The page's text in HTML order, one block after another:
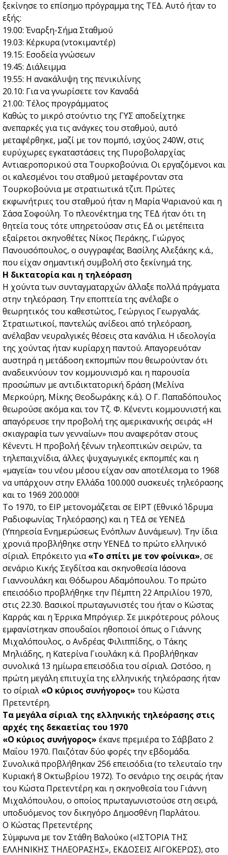
ξεκίνησε το επίσημο πρόγραμμα της ΤΕΔ. Αυτό ήταν το
εξής:
19.00: Έναρξη-Σήμα Σταθμού
19.03: Κέρκυρα (ντοκιμαντέρ)
19.15: Εσοδεία γνώσεων
19.45: Διάλειμμα
19.55: Η ανακάλυψη της πενικιλίνης
20.10: Για να γνωρίσετε τον Καναδά
21.00: Τέλος προγράμματος
Καθώς το μικρό στούντιο της ΓΥΣ αποδείχτηκε
ανεπαρκές για τις ανάγκες του σταθμού, αυτό
μεταφέρθηκε, μαζί με τον πομπό, ισχύος 240W, στις
ευρύχωρες εγκαταστάσεις της Πυροβολαρχίας
Αντιαεροπορικού στα Τουρκοβούνια. Οι εργαζόμενοι και
οι καλεσμένοι του σταθμού μεταφέρονταν στα
Τουρκοβούνια με στρατιωτικά τζιπ. Πρώτες
εκφωνήτριες του σταθμού ήταν η Μαρία Ψαριανού και η
Σάσα Σοφούλη. Το πλεονέκτημα της ΤΕΔ ήταν ότι τη
θητεία τους τότε υπηρετούσαν στις ΕΔ οι μετέπειτα
εξαίρετοι σκηνοθέτες Νίκος Περάκης, Γιώργος
Πανουσόπουλος, ο συγγραφέας Βασίλης Αλεξάκης κ.ά.,
που είχαν σημαντική συμβολή στο ξεκίνημά της.
Η δικτατορία και η τηλεόραση
Η χούντα των συνταγματαρχών άλλαξε πολλά πράγματα
στην τηλεόραση. Την εποπτεία της ανέλαβε ο
θεωρητικός του καθεστώτος, Γεώργιος Γεωργαλάς.
Στρατιωτικοί, παντελώς ανίδεοι από τηλεόραση,
ανέλαβαν νευραλγικές θέσεις στα κανάλια. Η ιδεολογία
της χούντας ήταν κυρίαρχη παντού. Απαγορευόταν
αυστηρά η μετάδοση εκπομπών που θεωρούνταν ότι
αναδεικνύουν τον κομμουνισμό και η παρουσία
προσώπων με αντιδικτατορική δράση (Μελίνα
Μερκούρη, Μίκης Θεοδωράκης κ.ά.). Ο Γ. Παπαδόπουλος
θεωρούσε ακόμα και τον Τζ. Φ. Κένεντι κομμουνιστή και
απαγόρευσε την προβολή της αμερικανικής σειράς «Η
σκιαγραφία των γενναίων» που αναφερόταν στους
Κένεντι. Η προβολή ξένων τηλεοπτικών σειρών, τα
τηλεπαιχνίδια, άλλες ψυχαγωγικές εκπομπές και η
«μαγεία» του νέου μέσου είχαν σαν αποτέλεσμα το 1968
να υπάρχουν στην Ελλάδα 100.000 συσκευές τηλεόρασης
και το 1969 200.000!
Το 1970, το ΕΙΡ μετονομάζεται σε ΕΙΡΤ (Εθνικό Ίδρυμα
Ραδιοφωνίας Τηλεόρασης) και η ΤΕΔ σε ΥΕΝΕΔ
(Υπηρεσία Ενημερώσεως Ενόπλων Δυνάμεων). Την ίδια
χρονιά προβλήθηκε στην ΥΕΝΕΔ το πρώτο ελληνικό
σίριαλ. Επρόκειτο για«Το σπίτι με τον φοίνικα», σε
σενάριο Κικής Σεγδίτσα και σκηνοθεσία Ιάσονα
Γιαννουλάκη και Θόδωρου Αδαμόπουλου. Το πρώτο
επεισόδιο προβλήθηκε την Πέμπτη 22 Απριλίου 1970,
στις 22.30. Βασικοί πρωταγωνιστές του ήταν ο Κώστας
Καρράς και η Έρρικα Μπρόγιερ. Σε μικρότερους ρόλους
εμφανίστηκαν σπουδαίοι ηθοποιοί όπως ο Γιάννης
Μιχαλόπουλος, ο Ανδρέας Φιλιππίδης, ο Τάκης
Μηλιάδης, η Κατερίνα Γιουλάκη κ.ά. Προβλήθηκαν
συνολικά 13 ημίωρα επεισόδια του σίριαλ. Ωστόσο, η
πρώτη μεγάλη επιτυχία της ελληνικής τηλεόρασης ήταν
το σίριαλ «Ο κύριος συνήγορος» του Κώστα
Πρετεντέρη.
Τα μεγάλα σίριαλ της ελληνικής τηλεόρασης στις
αρχές της δεκαετίας του 1970
«Ο κύριος συνήγορος» έκανε πρεμιέρα το Σάββατο 2
Μαΐου 1970. Παιζόταν δύο φορές την εβδομάδα.
Συνολικά προβλήθηκαν 256 επεισόδια (το τελευταίο την
Κυριακή 8 Οκτωβρίου 1972). Το σενάριο της σειράς ήταν
του Κώστα Πρετεντέρη και η σκηνοθεσία του Γιάννη
Μιχαλόπουλου, ο οποίος πρωταγωνιστούσε στη σειρά,
υποδυόμενος τον δικηγόρο Δημοσθένη Παρλάτου.
Ο Κώστας Πρετεντέρης
Σύμφωνα με τον Στάθη Βαλούκο («ΙΣΤΟΡΙΑ ΤΗΣ
ΕΛΛΗΝΙΚΗΣ ΤΗΛΕΟΡΑΣΗΣ», ΕΚΔΟΣΕΙΣ ΑΙΓΟΚΕΡΩΣ), στο